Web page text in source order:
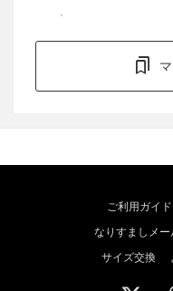
ご利用ガイド
なりすましメ
サイズ交換